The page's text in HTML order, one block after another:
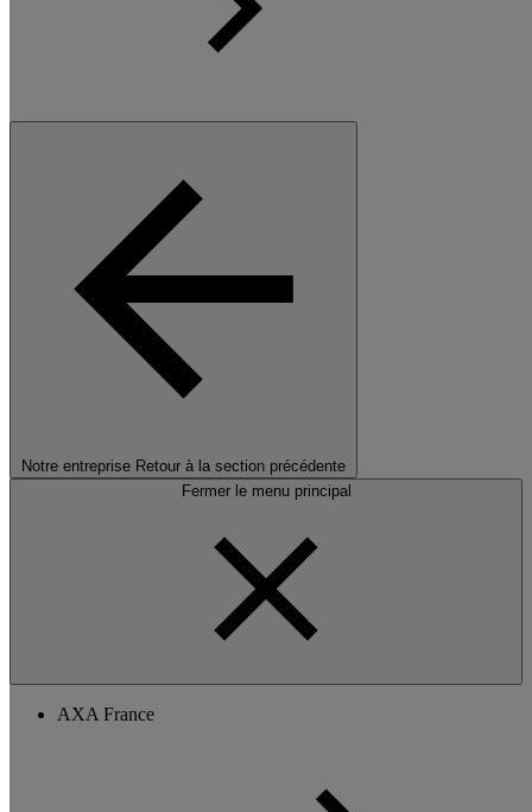
Notre entreprise Retour à la section précédente
Fermer le menu principal
AXA France